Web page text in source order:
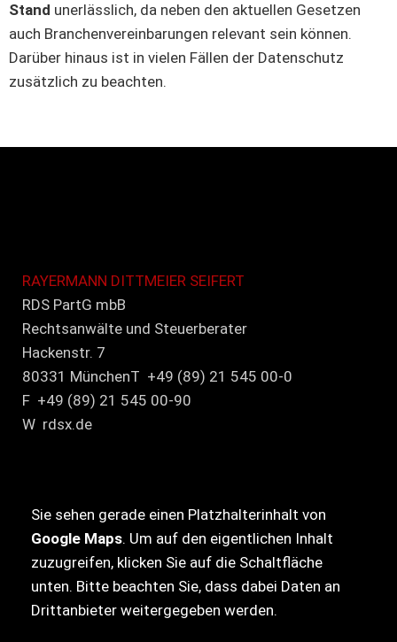
Stand unerlässlich, da neben den aktuellen Gesetzen
auch Branchenvereinbarungen relevant sein können.
Darüber hinaus ist in vielen Fällen der Datenschutz
zusätzlich zu beachten.
RAYERMANN DITTMEIER SEIFERT
RDS PartG mbB
Rechtsanwälte und Steuerberater
Hackenstr. 7
80331 MünchenT +49 (89) 21 545 00-0
F +49 (89) 21 545 00-90
W rdsx.de
Sie sehen gerade einen Platzhalterinhalt von
Google Maps. Um auf den eigentlichen Inhalt
zuzugreifen, klicken Sie auf die Schaltfläche
unten. Bitte beachten Sie, dass dabei Daten an
Drittanbieter weitergegeben werden.